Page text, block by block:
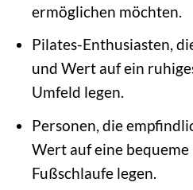
ermöglichen möchten.
Pilates-Enthusiasten,
und Wert auf ein
Umfeld legen.
Personen, die
Wert auf eine
Fußschlaufe legen.